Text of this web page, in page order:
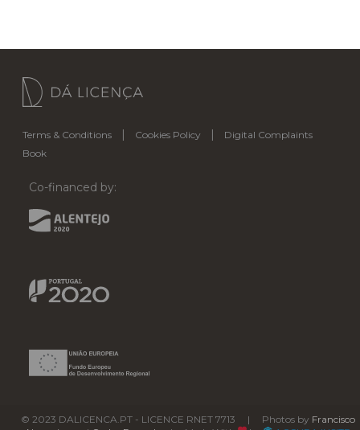
Terms & Conditions | Cookies Policy |
Digital Complaints
Book
Co-financed by:
© 2023 DALICENCA.PT - LICENCE RNET 7713 | Photos by Francisco